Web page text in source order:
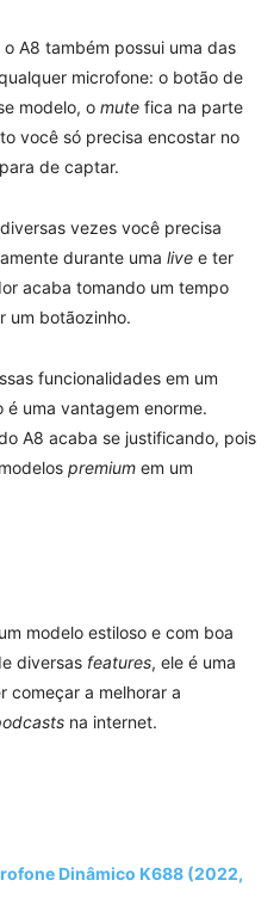
A8 também possui uma das
microfone: o botão de
modelo, o mute fica na parte
você só precisa encostar no
de captar.
vezes você precisa
durante uma live e ter
acaba tomando um tempo
um botãozinho.
funcionalidades em um
uma vantagem enorme.
A8 acaba se justificando, pois
premium em um
modelo estiloso e com boa
diversas features, ele é uma
começar a melhorar a
na internet.
Dinâmico K688 (2022,